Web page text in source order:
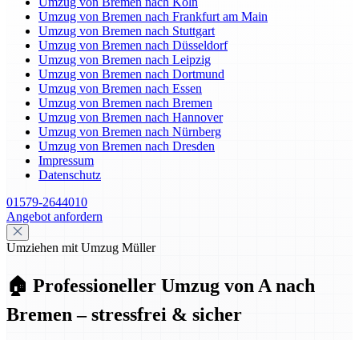
Umzug von Bremen nach Frankfurt am Main
Umzug von Bremen nach Stuttgart
Umzug von Bremen nach Düsseldorf
Umzug von Bremen nach Leipzig
Umzug von Bremen nach Dortmund
Umzug von Bremen nach Essen
Umzug von Bremen nach Bremen
Umzug von Bremen nach Hannover
Umzug von Bremen nach Nürnberg
Umzug von Bremen nach Dresden
Impressum
Datenschutz
01579-2644010
Angebot anfordern
Umziehen mit Umzug Müller
🏠 Professioneller Umzug von A nach
Bremen – stressfrei & sicher